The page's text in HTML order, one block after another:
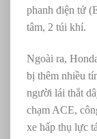
phanh điện tử
tâm, 2 túi khí.
Ngoài ra,
bị thêm nhiều
người lái thắt
chạm ACE,
xe hấp thụ lực